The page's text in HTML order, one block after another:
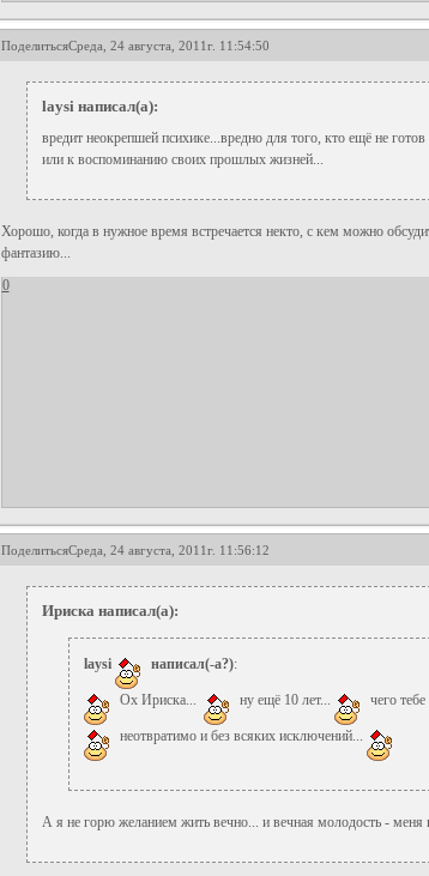
ПоделитьсяСреда, 24 августа, 2011г. 11:54:50
laysi написал(а):
вредит неокрепшей психике...вредно для того, кто ещё не
или к воспоминанию своих прошлых жизней...
Хорошо, когда в нужное время встречается некто, с кем можно
фантазию...
0
ПоделитьсяСреда, 24 августа, 2011г. 11:56:12
Ириска написал(а):
laysi написал(-а?):
Ох Ириска... ну ещё 10 лет... чего
неотвратимо и без всяких исключений...
А я не горю желанием жить вечно... и вечная молодость - меня